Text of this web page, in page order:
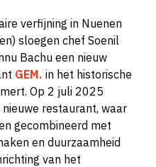
verfijning in Nuenen
sloegen chef Soenil
Bachu een nieuw
GEM. in het historische
Op 2 juli 2025
restaurant, waar
gecombineerd met
en duurzaamheid
van het